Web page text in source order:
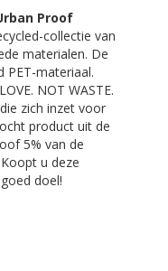
Proof
collectie van
materialen. De
PET-materiaal.
NOT WASTE.
zich inzet voor
product uit de
5% van de
u deze
doel!